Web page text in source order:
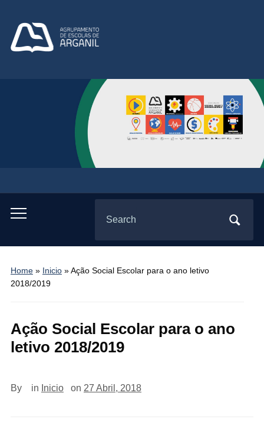
Toggle
menu
for:
Home» Inicio»Ação Social Escolar para o ano letivo
2018/2019
Ação Social Escolar para o ano
letivo 2018/2019
By in Inicio on 27 Abril, 2018